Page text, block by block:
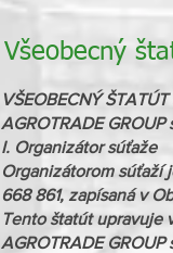
Všeobecný
VŠEOBECNÝ ŠTATÚT
AGROTRADE GROUP
I. Organizátor súťaže
Organizátorom súťaží
668 861, zapísaná v
Tento štatút upravuje
AGROTRADE